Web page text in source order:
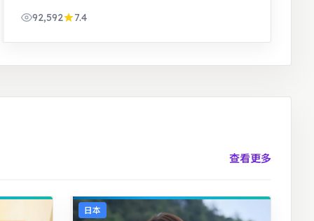
92,592
7.4
查看更多
日本